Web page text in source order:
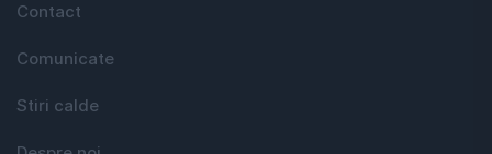
Contact
Comunicate
Stiri calde